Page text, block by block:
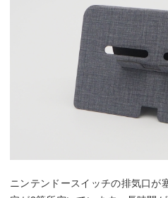
ニンテンドースイッチの排気口が